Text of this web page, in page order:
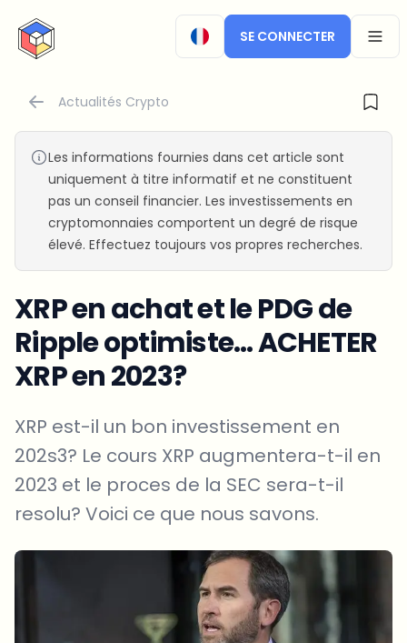
CryptoTicker
SE CONNECTER
Actualités Crypto
Les informations fournies dans cet article sont
uniquement à titre informatif et ne constituent
pas un conseil financier. Les investissements en
cryptomonnaies comportent un degré de risque
élevé. Effectuez toujours vos propres recherches.
XRP en achat et le PDG de
Ripple optimiste… ACHETER
XRP en 2023?
XRP est-il un bon investissement en
202s3? Le cours XRP augmentera-t-il en
2023 et le proces de la SEC sera-t-il
resolu? Voici ce que nous savons.